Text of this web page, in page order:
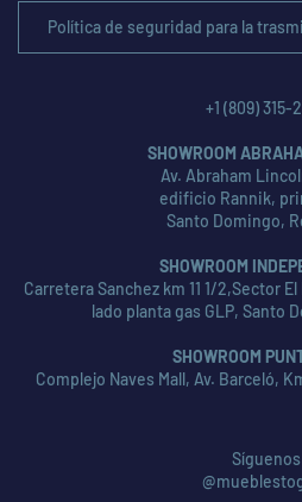
Política de seguridad para la
+1 (809) 315-
SHOWROOM
Av. Abraham
edificio Rannik,
Santo Domingo,
SHOWROOM
Carretera Sanchez km 11 1/2,Sector
lado planta gas GLP, Santo
SHOWROOM
Complejo Naves Mall, Av. Barceló,
Síguenos